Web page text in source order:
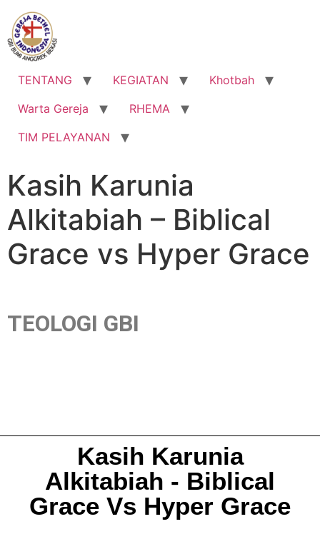
TENTANG KEGIATAN
Khotbah
Warta Gereja
RHEMA
TIM PELAYANAN
Kasih Karunia
Alkitabiah – Biblical
Grace vs Hyper Grace
TEOLOGI GBI
Kasih Karunia
Alkitabiah - Biblical
Grace Vs Hyper Grace